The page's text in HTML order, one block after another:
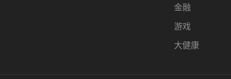
金融
游戏
大健康